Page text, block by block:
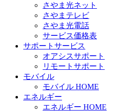
さやま光ネット
さやまテレビ
さやま光電話
サービス価格表
サポートサービス
オアシスサポート
リモートサポート
モバイル
モバイル HOME
エネルギー
エネルギー HOME